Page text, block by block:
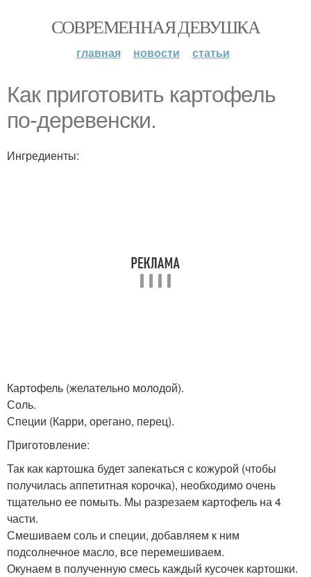
СОВРЕМЕННАЯ ДЕВУШКА
главная новости статьи
Как приготовить картофель
по-деревенски.
Ингредиенты:
Картофель (желательно молодой).
Соль.
Специи (Карри, орегано, перец).
Приготовление:
Так как картошка будет запекаться с кожурой (чтобы
получилась аппетитная корочка), необходимо очень
тщательно ее помыть. Мы разрезаем картофель на 4
части.
Смешиваем соль и специи, добавляем к ним
подсолнечное масло, все перемешиваем.
Окунаем в полученную смесь каждый кусочек картошки.